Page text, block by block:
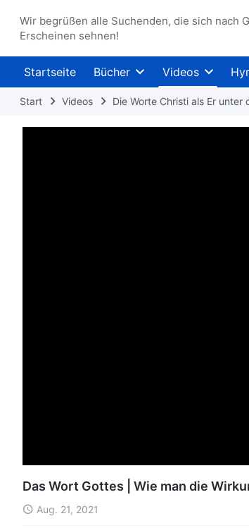
Wir begrüßen alle Suchenden, die sich nach
Erscheinen sehnen!
Startseite Bücher Videos
Start Videos Die Worte Christi als Er unter
Das Wort Gottes | Wie man die
Aug. 21, 2021